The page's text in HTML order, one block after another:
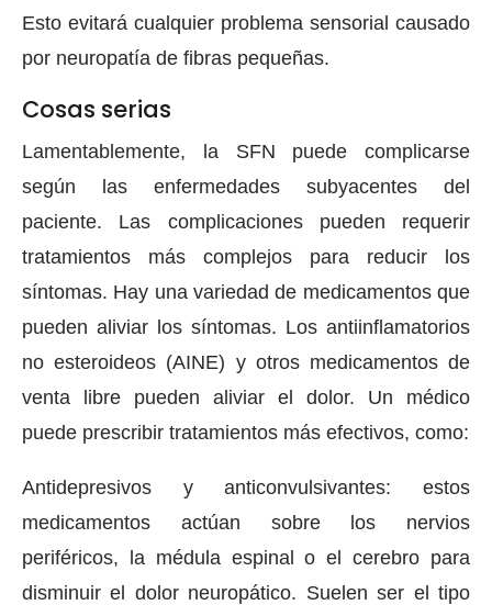
Esto evitará cualquier problema sensorial causado
por neuropatía de fibras pequeñas.
Cosas serias
Lamentablemente, la SFN puede complicarse
según las enfermedades subyacentes del
paciente. Las complicaciones pueden requerir
tratamientos más complejos para reducir los
síntomas. Hay una variedad de medicamentos que
pueden aliviar los síntomas. Los antiinflamatorios
no esteroideos (AINE) y otros medicamentos de
venta libre pueden aliviar el dolor. Un médico
puede prescribir tratamientos más efectivos, como:
Antidepresivos y anticonvulsivantes: estos
medicamentos actúan sobre los nervios
periféricos, la médula espinal o el cerebro para
disminuir el dolor neuropático. Suelen ser el tipo